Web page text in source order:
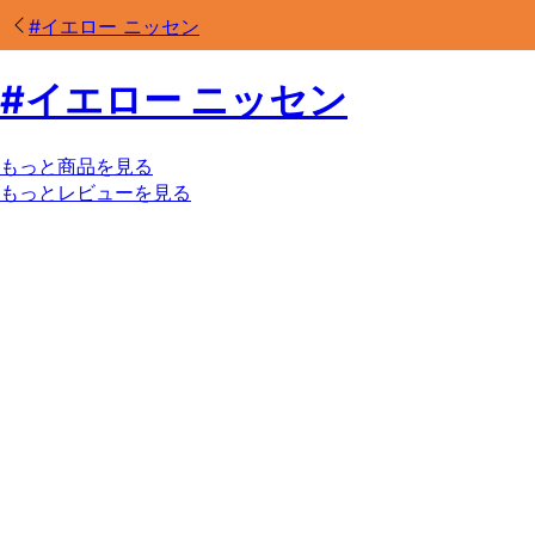
#イエロー ニッセン
#イエロー ニッセン
もっと商品を見る
もっとレビューを見る